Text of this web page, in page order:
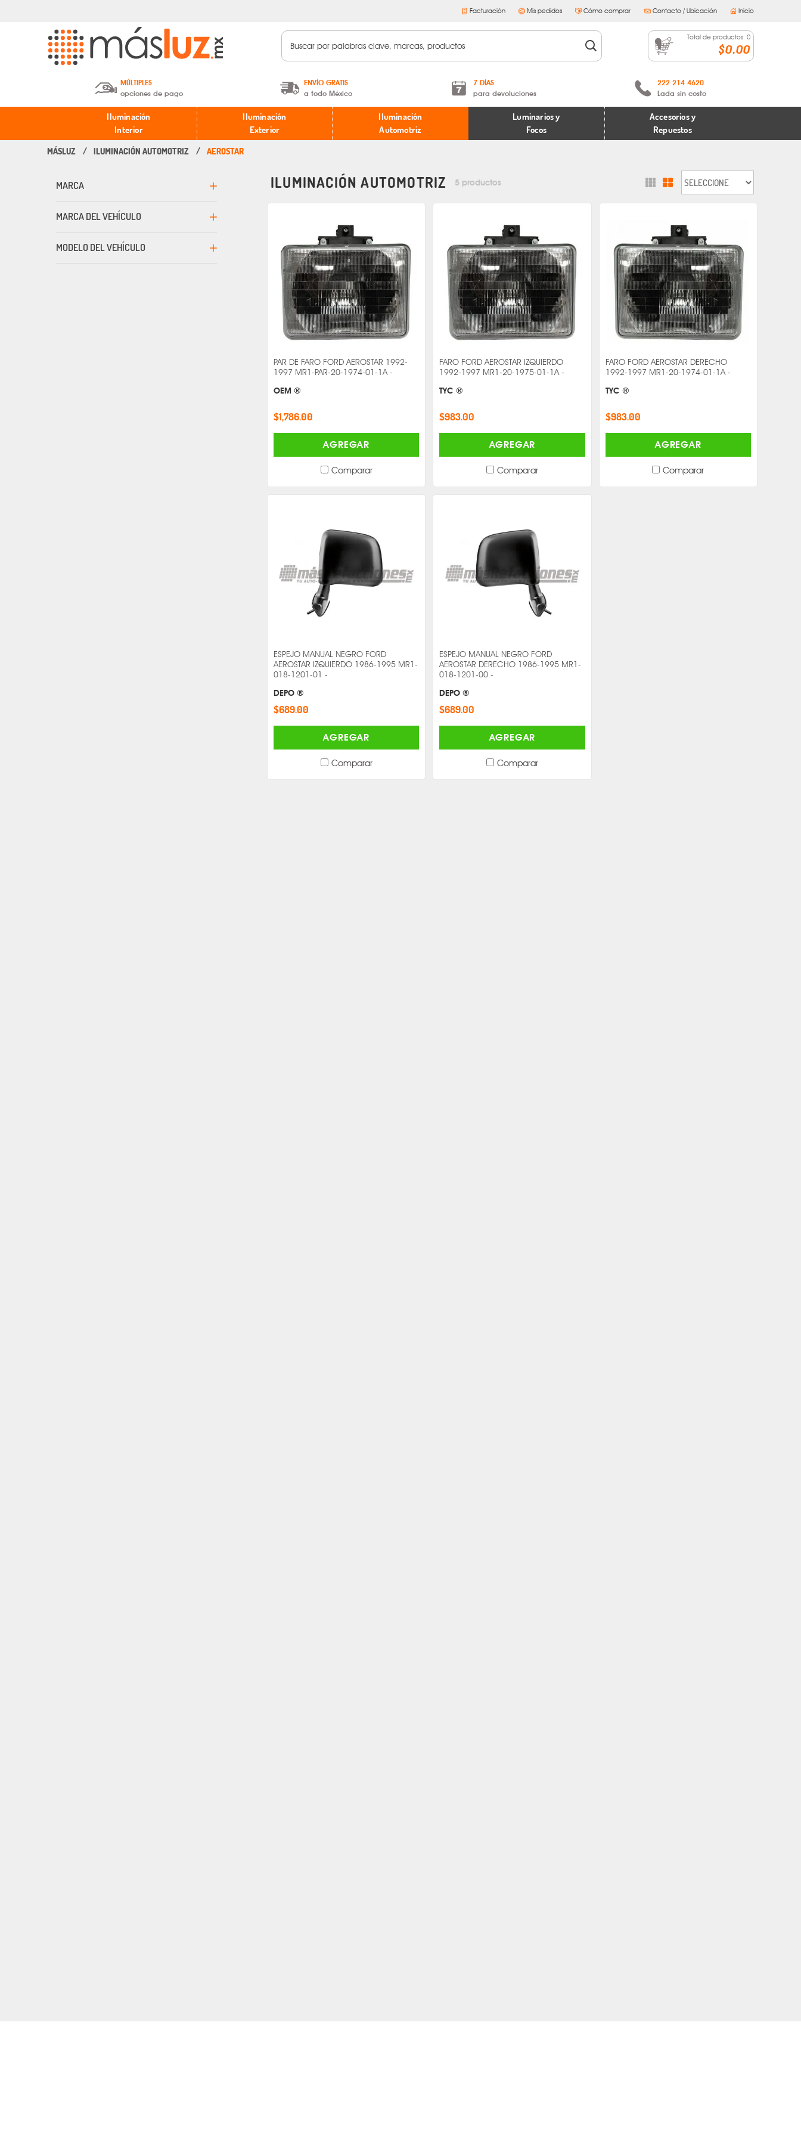
Facturación Mis pedidos Cómo comprar Contacto / Ubicación Inicio
Total de productos: 0
$0.00
MÚLTIPLES
opciones de pago
Depósito en efectivo o Cheque y
Transferencia.
ENVÍO GRATIS
a todo México
A partir de $599 MXN.
* Aplican restricciones
7 DÍAS
para devoluciones
Términos y condiciones
Políticas de devoluciones
222 214 4620
Lada sin costo
Iluminación
Interior
Iluminación
Exterior
Iluminación
Automotriz
Luminarios y
Focos
Accesorios y
Repuestos
ILUMINACIÓN AUTOMOTRIZ AEROSTAR
MARCA
MARCA DEL VEHÍCULO
MODELO DEL VEHÍCULO
ILUMINACIÓN AUTOMOTRIZ 5 productos
PAR DE FARO FORD AEROSTAR 1992-
1997 MR1-PAR-20-1974-01-1A -
OEM ®
$1,786.00
AGREGAR
Comparar
FARO FORD AEROSTAR IZQUIERDO
1992-1997 MR1-20-1975-01-1A -
TYC ®
$983.00
AGREGAR
Comparar
FARO FORD AEROSTAR DERECHO
1992-1997 MR1-20-1974-01-1A -
TYC ®
$983.00
AGREGAR
Comparar
ESPEJO MANUAL NEGRO FORD
AEROSTAR IZQUIERDO 1986-1995 MR1-
018-1201-01 -
DEPO ®
$689.00
AGREGAR
Comparar
ESPEJO MANUAL NEGRO FORD
AEROSTAR DERECHO 1986-1995 MR1-
018-1201-00 -
DEPO ®
$689.00
AGREGAR
Comparar